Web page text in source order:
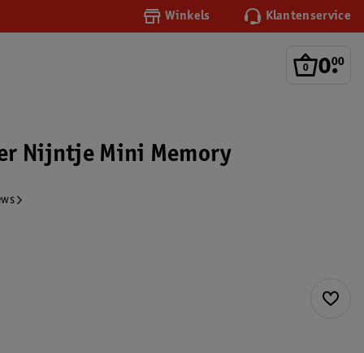
Winkels Klantenservice
0.
00
Nijntje Mini Memory